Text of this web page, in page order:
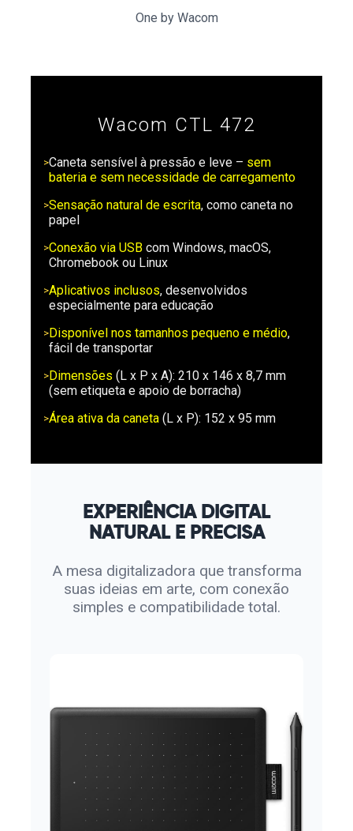
One by Wacom
Wacom CTL 472
Caneta sensível à pressão e leve – sem
bateria e sem necessidade de carregamento
Sensação natural de escrita, como caneta no
papel
Conexão via USB com Windows, macOS,
Chromebook ou Linux
Aplicativos inclusos, desenvolvidos
especialmente para educação
Disponível nos tamanhos pequeno e médio,
fácil de transportar
Dimensões (L x P x A): 210 x 146 x 8,7 mm
(sem etiqueta e apoio de borracha)
Área ativa da caneta (L x P): 152 x 95 mm
EXPERIÊNCIA DIGITAL
NATURAL E PRECISA
A mesa digitalizadora que transforma
suas ideias em arte, com conexão
simples e compatibilidade total.